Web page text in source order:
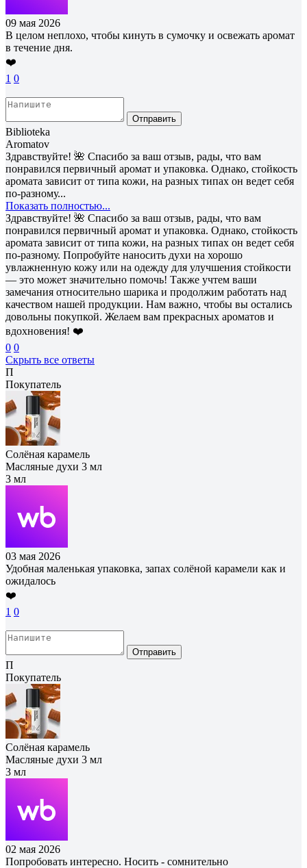
09 мая 2026
В целом неплохо, чтобы кинуть в сумочку и освежать аромат
в течение дня.
❤️
1 0
Отправить
Biblioteka
Aromatov
Здравствуйте! 🌺 Спасибо за ваш отзыв, рады, что вам
понравился первичный аромат и упаковка. Однако, стойкость
аромата зависит от типа кожи, на разных типах он ведет себя
по-разному...
Показать полностью...
Здравствуйте! 🌺 Спасибо за ваш отзыв, рады, что вам
понравился первичный аромат и упаковка. Однако, стойкость
аромата зависит от типа кожи, на разных типах он ведет себя
по-разному. Попробуйте наносить духи на хорошо
увлажненную кожу или на одежду для улучшения стойкости
— это может значительно помочь! Также учтем ваши
замечания относительно шарика и продолжим работать над
качеством нашей продукции. Нам важно, чтобы вы остались
довольны покупкой. Желаем вам прекрасных ароматов и
вдохновения! ❤️
0 0
Скрыть все ответы
П
Покупатель
Солёная карамель
Масляные духи 3 мл
3 мл
03 мая 2026
Удобная маленькая упаковка, запах солёной карамели как и
ожидалось
❤️
1 0
Отправить
П
Покупатель
Солёная карамель
Масляные духи 3 мл
3 мл
02 мая 2026
Попробовать интересно. Носить - сомнительно